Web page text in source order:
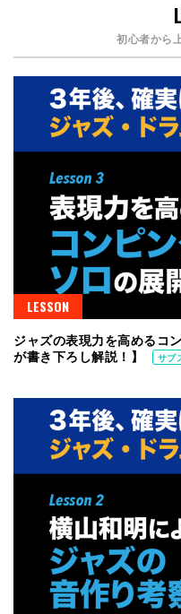
初心者から
LESSON
ジャズの表現力を高めるコ
が書き下ろし解説！】
サブ